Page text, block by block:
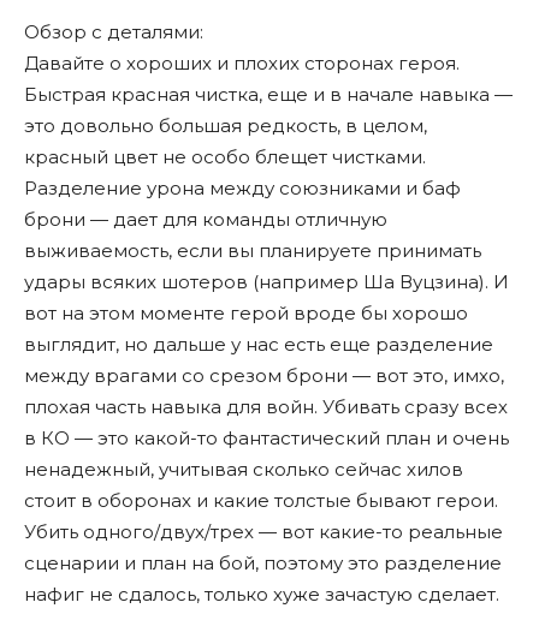
Обзор с деталями:
Давайте о хороших и плохих сторонах героя.
Быстрая красная чистка, еще и в начале навыка —
это довольно большая редкость, в целом,
красный цвет не особо блещет чистками.
Разделение урона между союзниками и баф
брони — дает для команды отличную
выживаемость, если вы планируете принимать
удары всяких шотеров (например Ша Вуцзина). И
вот на этом моменте герой вроде бы хорошо
выглядит, но дальше у нас есть еще разделение
между врагами со срезом брони — вот это, имхо,
плохая часть навыка для войн. Убивать сразу всех
в КО — это какой-то фантастический план и очень
ненадежный, учитывая сколько сейчас хилов
стоит в оборонах и какие толстые бывают герои.
Убить одного/двух/трех — вот какие-то реальные
сценарии и план на бой, поэтому это разделение
нафиг не сдалось, только хуже зачастую сделает.